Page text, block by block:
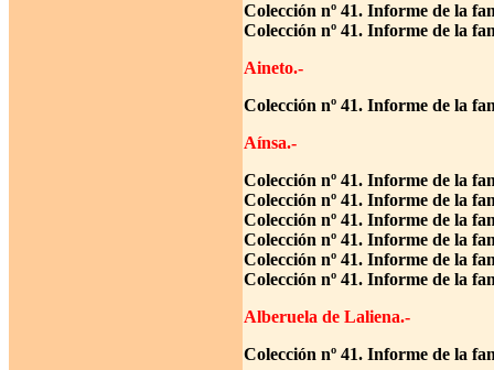
Colección nº 41. Informe de la
Colección nº 41. Informe de la
Aineto.-
Colección nº 41. Informe de la
Aínsa.-
Colección nº 41. Informe de la
Colección nº 41. Informe de la
Colección nº 41. Informe de la
Colección nº 41. Informe de la
Colección nº 41. Informe de la
Colección nº 41. Informe de la
Alberuela de Laliena.-
Colección nº 41. Informe de la